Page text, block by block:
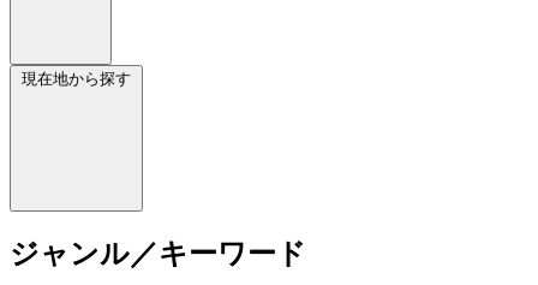
現在地から探す
ジャンル／キーワード